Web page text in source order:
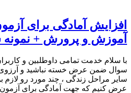
افزایش آمادگی برای
آموزش و پرورش + نمونه
با سلام خدمت تمامی داوطلبین و
سوال ضمن عرض خسته نباشید و
سایر مراحل زندگی ، چند مورد رو
عرض کنیم که جهت آمادگی برای